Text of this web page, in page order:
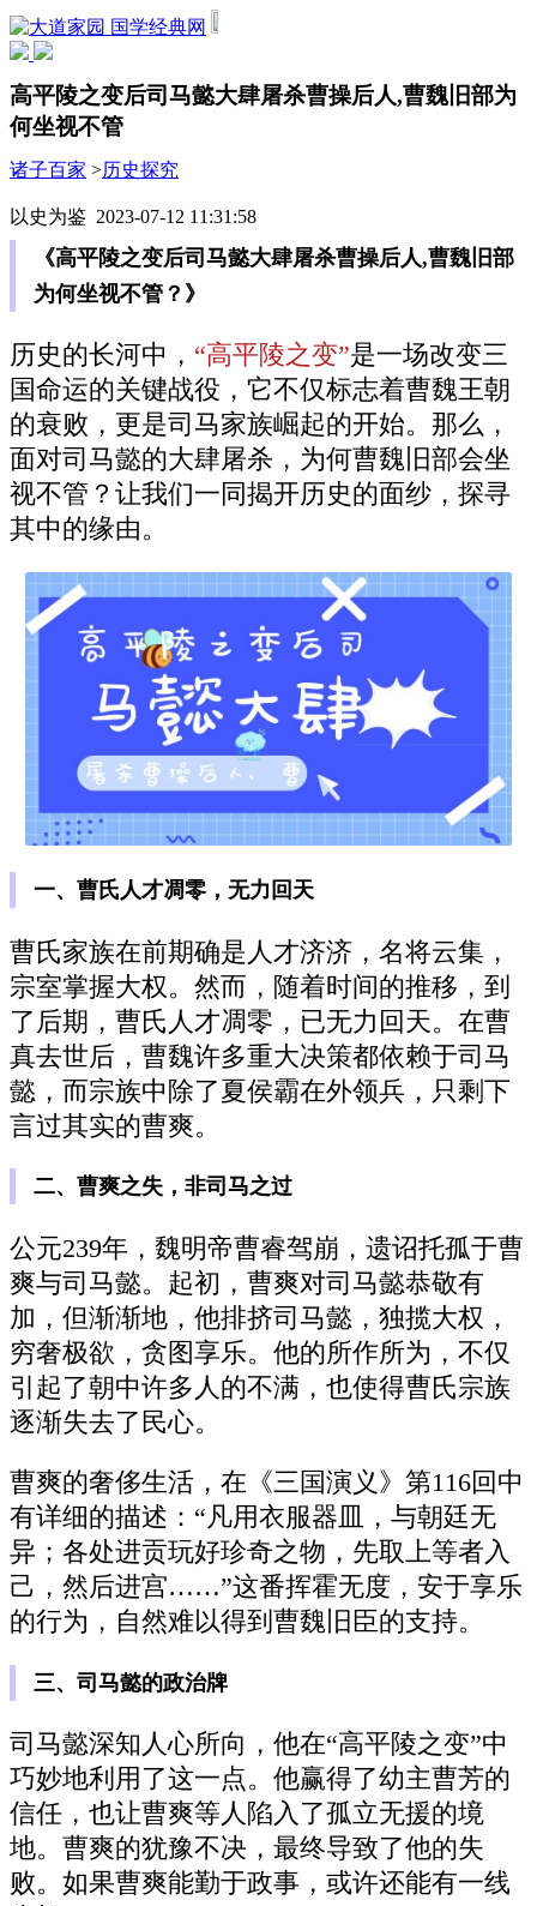
国学经典网
高平陵之变后司马懿大肆屠杀曹操后人,曹魏旧部为
何坐视不管
诸子百家 >历史探究
以史为鉴 2023-07-12 11:31:58
《高平陵之变后司马懿大肆屠杀曹操后人,曹魏旧部
为何坐视不管？》
历史的长河中， “高平陵之变”是一场改变三
国命运的关键战役，它不仅标志着曹魏王朝
的衰败，更是司马家族崛起的开始。那么，
面对司马懿的大肆屠杀，为何曹魏旧部会坐
视不管？让我们一同揭开历史的面纱，探寻
其中的缘由。
一、曹氏人才凋零，无力回天
曹氏家族在前期确是人才济济，名将云集，
宗室掌握大权。然而，随着时间的推移，到
了后期，曹氏人才凋零，已无力回天。在曹
真去世后，曹魏许多重大决策都依赖于司马
懿，而宗族中除了夏侯霸在外领兵，只剩下
言过其实的曹爽。
二、曹爽之失，非司马之过
公元239年，魏明帝曹睿驾崩，遗诏托孤于曹
爽与司马懿。起初，曹爽对司马懿恭敬有
加，但渐渐地，他排挤司马懿，独揽大权，
穷奢极欲，贪图享乐。他的所作所为，不仅
引起了朝中许多人的不满，也使得曹氏宗族
逐渐失去了民心。
曹爽的奢侈生活，在《三国演义》第116回中
有详细的描述：“凡用衣服器皿，与朝廷无
异；各处进贡玩好珍奇之物，先取上等者入
己，然后进宫……”这番挥霍无度，安于享乐
的行为，自然难以得到曹魏旧臣的支持。
三、司马懿的政治牌
司马懿深知人心所向，他在“高平陵之变”中
巧妙地利用了这一点。他赢得了幼主曹芳的
信任，也让曹爽等人陷入了孤立无援的境
地。曹爽的犹豫不决，最终导致了他的失
败。如果曹爽能勤于政事，或许还能有一线